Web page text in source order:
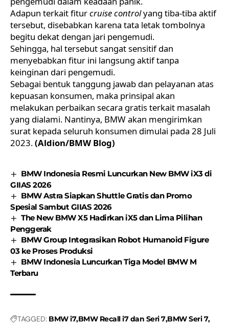
Adapun terkait fiturcruise controlyang tiba-tiba aktif
tersebut, disebabkan karena tata letak tombolnya
begitu dekat dengan jari pengemudi.
Sehingga, hal tersebut sangat sensitif dan
menyebabkan fitur ini langsung aktif tanpa
keinginan dari pengemudi.
Sebagai bentuk tanggung jawab dan pelayanan atas
kepuasan konsumen, maka prinsipal akan
melakukan perbaikan secara gratis terkait masalah
yang dialami. Nantinya, BMW akan mengirimkan
surat kepada seluruh konsumen dimulai pada 28 Juli
2023.(Aldion/BMW Blog)
BMW Indonesia Resmi Luncurkan New BMW iX3 di
GIIAS 2026
BMW Astra Siapkan Shuttle Gratis dan Promo
Spesial Sambut GIIAS 2026
The New BMW X5 Hadirkan iX5 dan Lima Pilihan
Penggerak
BMW Group Integrasikan Robot Humanoid Figure
03 ke Proses Produksi
BMW Indonesia Luncurkan Tiga Model BMW M
Terbaru
TAGGED: BMW i7BMW Recall i7 dan Seri 7BMW Seri 7